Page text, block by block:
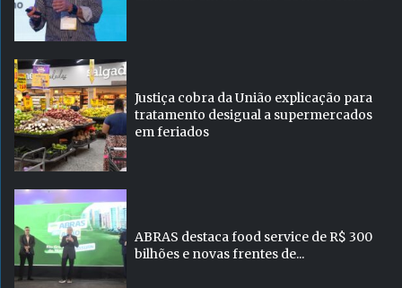
Justiça cobra da União explicação para
tratamento desigual a supermercados
em feriados
ABRAS destaca food service de R$ 300
bilhões e novas frentes de...